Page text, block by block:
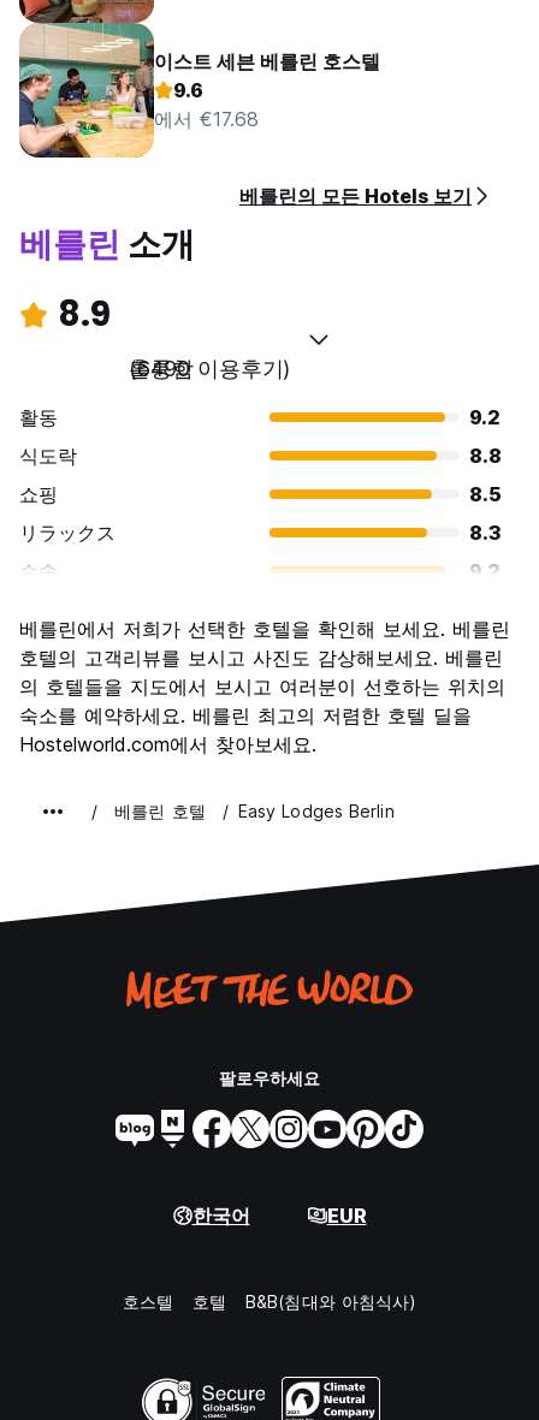
이스트 세븐 베를린 호스텔
9.6
에서 €17.68
베를린의 모든 Hotels 보기
베를린 소개
8.9
훌륭함
(6490 이용후기)
활동
9.2
식도락
8.8
쇼핑
8.5
リラックス
8.3
수송
9.2
문화
9.4
나이트 라이프
8.9
가격 대비 만족도
8.6
베를린에서 저희가 선택한 호텔을 확인해 보세요. 베를린
호텔의 고객리뷰를 보시고 사진도 감상해보세요. 베를린
의 호텔들을 지도에서 보시고 여러분이 선호하는 위치의
숙소를 예약하세요. 베를린 최고의 저렴한 호텔 딜을
Hostelworld.com에서 찾아보세요.
베를린 호텔 Easy Lodges Berlin
팔로우하세요
한국어 EUR
호스텔 호텔 B&B(침대와 아침식사)